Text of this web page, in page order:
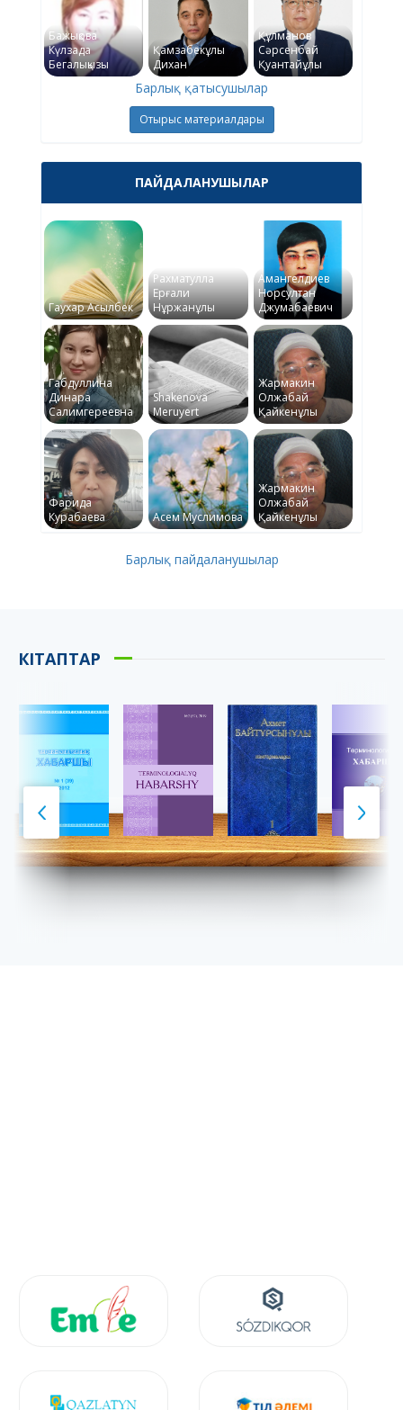
Бажықова
Күлзада
Бегалықызы
Қамзабекұлы
Дихан
Құлманов
Сәрсенбай
Қуантайұлы
Барлық қатысушылар
Отырыс материалдары
ПАЙДАЛАНУШЫЛАР
Гаухар Асылбек
Рахматулла
Ерғали
Нұржанұлы
Амангелдиев
Норсултан
Джумабаевич
Габдуллина
Динара
Салимгереевна
Shakenova
Meruyert
Жармакин
Олжабай
Қайкенұлы
Фарида
Курабаева
Асем Муслимова
Жармакин
Олжабай
Қайкенұлы
Барлық пайдаланушылар
КІТАПТАР